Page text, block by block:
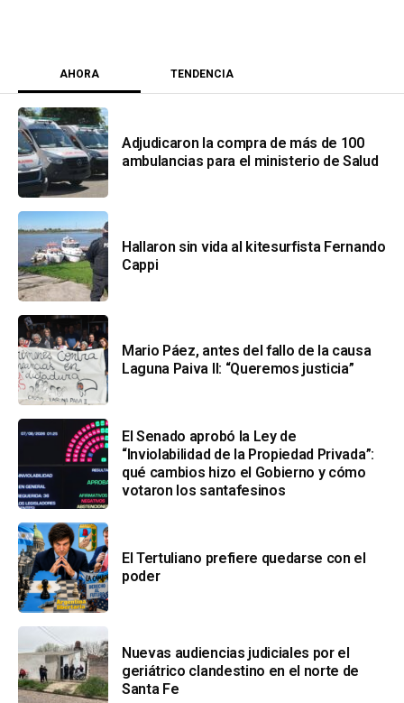
AHORA TENDENCIA
Adjudicaron la compra de más de 100
ambulancias para el ministerio de Salud
Hallaron sin vida al kitesurfista Fernando
Cappi
Mario Páez, antes del fallo de la causa
Laguna Paiva II: “Queremos justicia”
El Senado aprobó la Ley de
“Inviolabilidad de la Propiedad Privada”:
qué cambios hizo el Gobierno y cómo
votaron los santafesinos
El Tertuliano prefiere quedarse con el
poder
Nuevas audiencias judiciales por el
geriátrico clandestino en el norte de
Santa Fe